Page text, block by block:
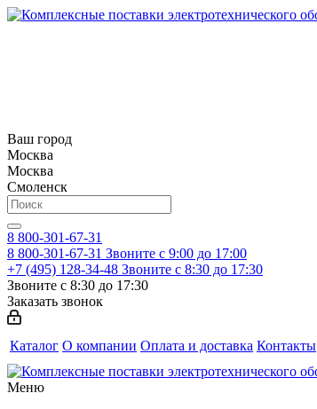
Ваш город
Москва
Москва
Смоленск
8 800-301-67-31
8 800-301-67-31 Звоните с 9:00 до 17:00
+7 (495) 128-34-48 Звоните с 8:30 до 17:30
Звоните с 8:30 до 17:30
Заказать звонок
Каталог О компании Оплата и доставка Контакты
Меню